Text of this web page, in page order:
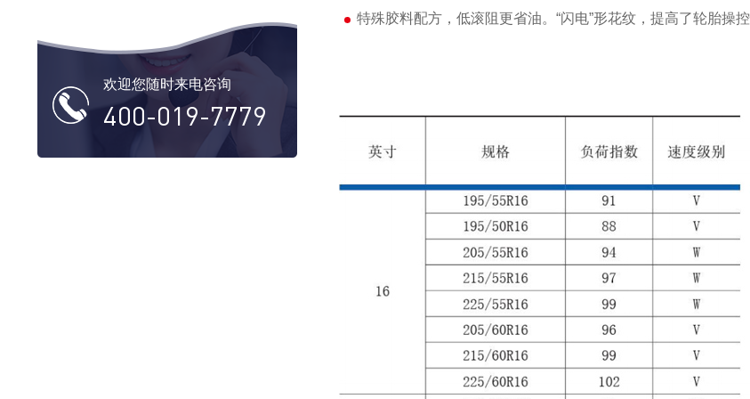
欢迎您随时来电咨询
400-019-7779
特殊胶料配方，低滚阻更省油。“闪电”形花纹，提高了轮胎操控